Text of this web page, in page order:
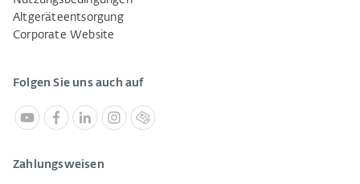
Altgeräteentsorgung
Corporate Website
Folgen Sie uns auch auf
Zahlungsweisen